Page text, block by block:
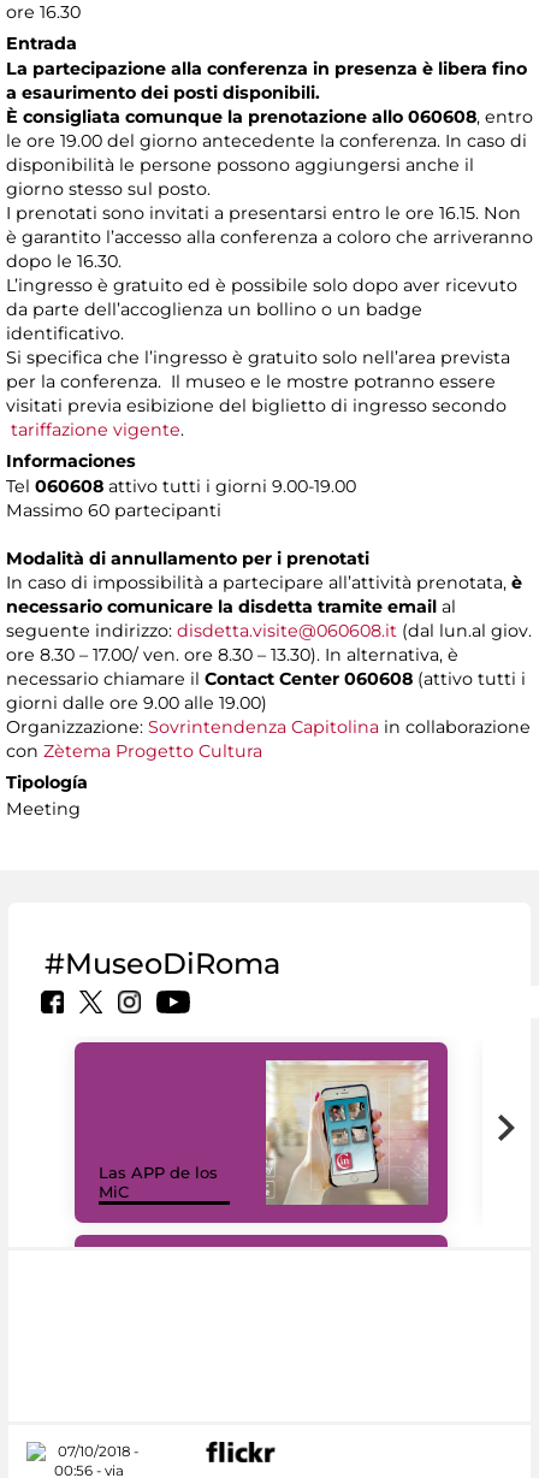
ore 16.30
Entrada
La partecipazione alla conferenza in presenza è libera fino
a esaurimento dei posti disponibili.
È consigliata comunque la prenotazione allo 060608, entro
le ore 19.00 del giorno antecedente la conferenza. In caso di
disponibilità le persone possono aggiungersi anche il
giorno stesso sul posto.
I prenotati sono invitati a presentarsi entro le ore 16.15. Non
è garantito l’accesso alla conferenza a coloro che arriveranno
dopo le 16.30.
L’ingresso è gratuito ed è possibile solo dopo aver ricevuto
da parte dell’accoglienza un bollino o un badge
identificativo.
Si specifica che l’ingresso è gratuito solo nell’area prevista
per la conferenza. Il museo e le mostre potranno essere
visitati previa esibizione del biglietto di ingresso secondo
tariffazione vigente.
Informaciones
Tel 060608 attivo tutti i giorni 9.00-19.00
Massimo 60 partecipanti
Modalità di annullamento per i prenotati
In caso di impossibilità a partecipare all’attività prenotata, è
necessario comunicare la disdetta tramite email al
seguente indirizzo: disdetta.visite@060608.it (dal lun.al giov.
ore 8.30 – 17.00/ ven. ore 8.30 – 13.30). In alternativa, è
necessario chiamare il Contact Center 060608 (attivo tutti i
giorni dalle ore 9.00 alle 19.00)
Organizzazione: Sovrintendenza Capitolina in collaborazione
con Zètema Progetto Cultura
Tipología
Meeting
#MuseoDiRoma
Las APP de los
MiC